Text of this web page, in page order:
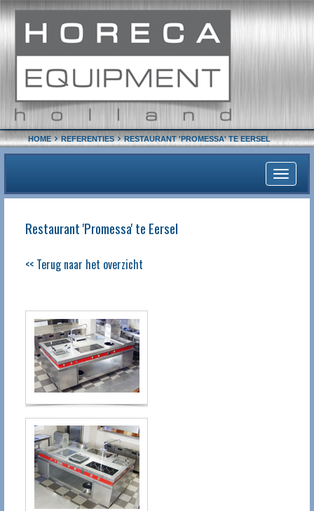
HOME REFERENTIES RESTAURANT 'PROMESSA' TE EERSEL
Toggle
Restaurant 'Promessa' te Eersel
<< Terug naar het overzicht